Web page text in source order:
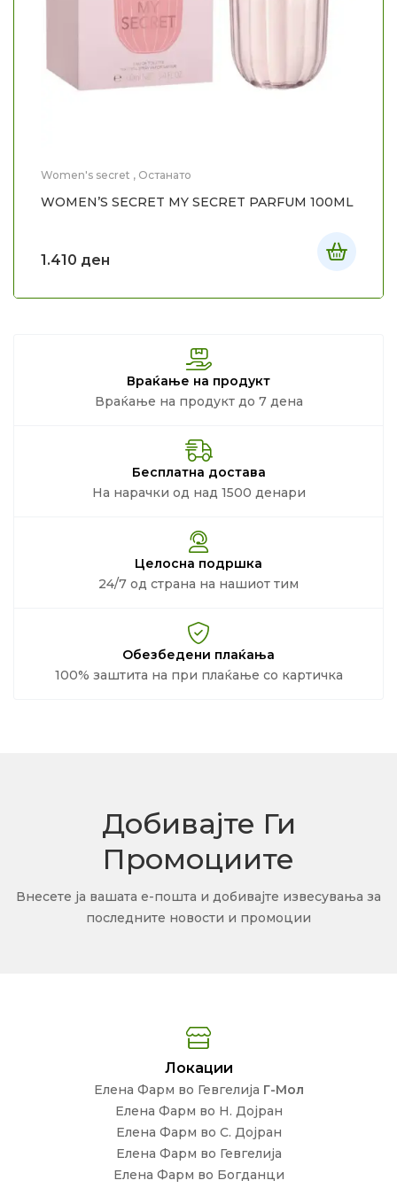
Women's secret , Останато
WOMEN’S SECRET MY SECRET PARFUM 100ML
1.410 ден
Враќање на продукт
Враќање на продукт до 7 дена
Бесплатна достава
На нарачки од над 1500 денари
Целосна подршка
24/7 од страна на нашиот тим
Обезбедени плаќања
100% заштита на при плаќање со картичка
Добивајте Ги
Промоциите
Внесете ја вашата е-пошта и добивајте извесувања за
последните новости и промоции
Локации
Елена Фарм во Гевгелија Г-Мол
Елена Фарм во Н. Дојран
Елена Фарм во С. Дојран
Елена Фарм во Гевгелија
Елена Фарм во Богданци